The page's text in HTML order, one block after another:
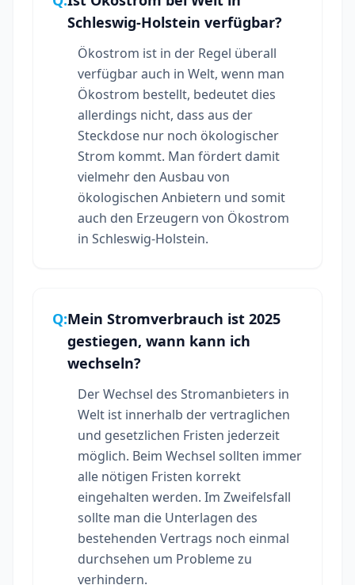
Schleswig-Holstein verfügbar?
Ökostrom ist in der Regel überall
verfügbar auch in Welt, wenn man
Ökostrom bestellt, bedeutet dies
allerdings nicht, dass aus der
Steckdose nur noch ökologischer
Strom kommt. Man fördert damit
vielmehr den Ausbau von
ökologischen Anbietern und somit
auch den Erzeugern von Ökostrom
in Schleswig-Holstein.
Q:Mein Stromverbrauch ist 2025
gestiegen, wann kann ich
wechseln?
Der Wechsel des Stromanbieters in
Welt ist innerhalb der vertraglichen
und gesetzlichen Fristen jederzeit
möglich. Beim Wechsel sollten immer
alle nötigen Fristen korrekt
eingehalten werden. Im Zweifelsfall
sollte man die Unterlagen des
bestehenden Vertrags noch einmal
durchsehen um Probleme zu
verhindern.